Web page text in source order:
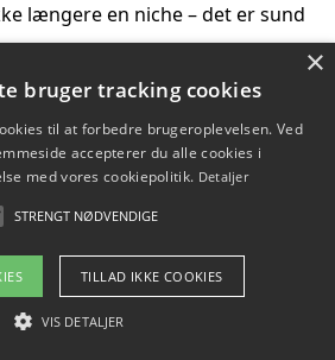
længere en niche – det er sund
bæredygtigt og bestil med
Blog Betingelser
×
bruger tracking cookies
til at forbedre brugeroplevelsen. Ved
accepterer du alle cookies i
med vores cookiepolitik. Detaljer
STRENGT NØDVENDIGE
TILLAD IKKE COOKIES
VIS DETALJER